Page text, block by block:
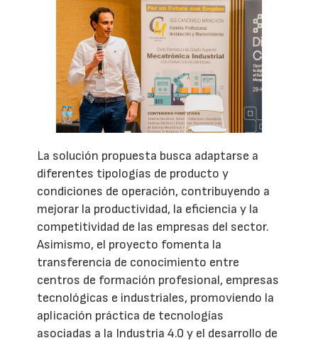
La solución propuesta busca adaptarse a
diferentes tipologías de producto y
condiciones de operación, contribuyendo a
mejorar la productividad, la eficiencia y la
competitividad de las empresas del sector.
Asimismo, el proyecto fomenta la
transferencia de conocimiento entre
centros de formación profesional, empresas
tecnológicas e industriales, promoviendo la
aplicación práctica de tecnologías
asociadas a la Industria 4.0 y el desarrollo de